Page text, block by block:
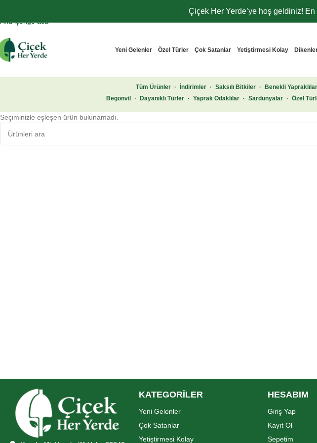
Ana içeriğe atla
Çiçek Her Yerde’ye hoş geldiniz!
Yeni Gelenler Özel Türler Çok Satanlar Yetiştirmesi Kolay
Tüm Ürünler · İndirimler · Saksılı Bitkiler · Benekli Yapraklılar
Begonvil
· Dayanıklı Türler · Yaprak Odaklılar · Sardunyalar · Özel
Seçiminizle eşleşen ürün bulunamadı.
KATEGORİLER
Yeni Gelenler
Çok Satanlar
Yetiştirmesi Kolay
HESABIM
Giriş Yap
Kayıt Ol
Sepetim